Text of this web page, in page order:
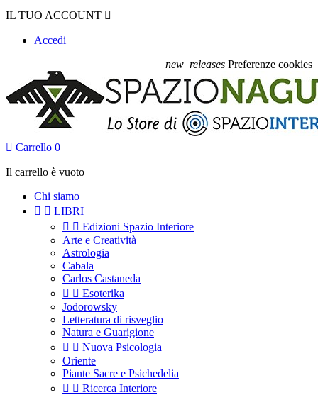
IL TUO ACCOUNT 
Accedi
new_releases Preferenze cookies
 Carrello 0
Il carrello è vuoto
Chi siamo
  LIBRI
  Edizioni Spazio Interiore
Arte e Creatività
Astrologia
Cabala
Carlos Castaneda
  Esoterika
Jodorowsky
Letteratura di risveglio
Natura e Guarigione
  Nuova Psicologia
Oriente
Piante Sacre e Psichedelia
  Ricerca Interiore